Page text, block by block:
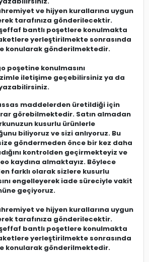
ve hijyen kurallarına uygun
tarafınıza gönderilecektir.
bantlı poşetlere konulmakta
yerleştirilmekte sonrasında
konularak gönderilmektedir.
poşetine konulmasını
iletişime geçebilirsiniz ya da
maddelerden üretildiği için
görebilmektedir. Satın almadan
kusurlu ürünlerle
biliyoruz ve sizi anlıyoruz. Bu
göndermeden önce bir kez daha
kontrolden geçirmekteyiz ve
kaydına almaktayız. Böylece
farklı olarak sizlere kusurlu
engelleyerek iade süreciyle vakit
geçiyoruz.
ve hijyen kurallarına uygun
tarafınıza gönderilecektir.
bantlı poşetlere konulmakta
yerleştirilmekte sonrasında
konularak gönderilmektedir.